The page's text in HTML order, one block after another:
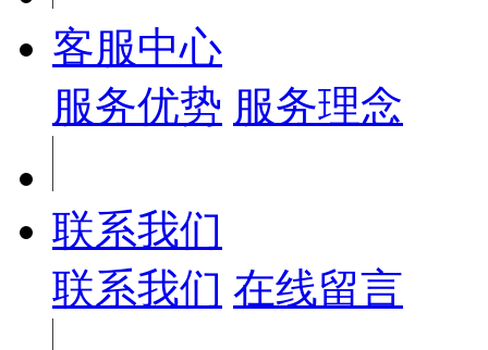
客服中心
服务优势 服务理念
联系我们
联系我们 在线留言